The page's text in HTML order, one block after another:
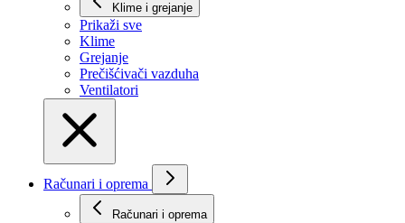
Klime i grejanje
Prikaži svе
Klime
Grejanje
Prečišćivači vazduha
Ventilatori
Računari i oprema
Računari i oprema